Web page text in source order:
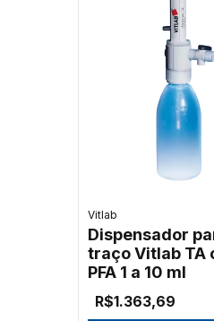
Vitlab
Dispensador
traço Vitlab TA
PFA 1 a 10 ml
R$1.363,69